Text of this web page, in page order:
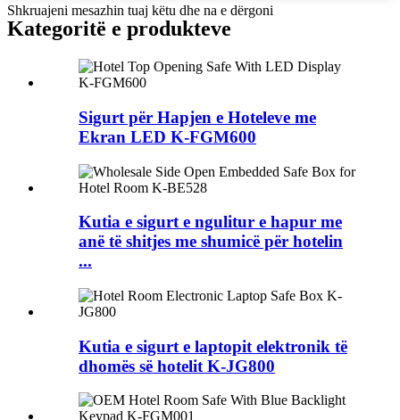
Shkruajeni mesazhin tuaj këtu dhe na e dërgoni
Kategoritë e produkteve
Sigurt për Hapjen e Hoteleve me
Ekran LED K-FGM600
Kutia e sigurt e ngulitur e hapur me
anë të shitjes me shumicë për hotelin
...
Kutia e sigurt e laptopit elektronik të
dhomës së hotelit K-JG800